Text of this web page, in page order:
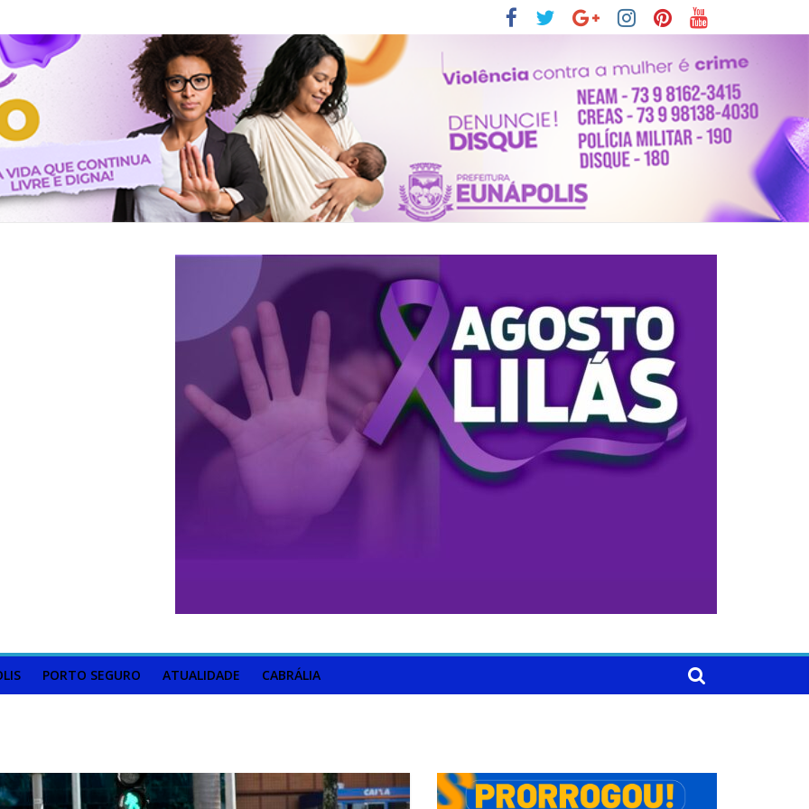
PORTO SEGURO ATUALIDADE CABRÁLIA